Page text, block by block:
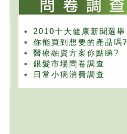
2010十大健康新聞選舉
你能買到想要的產品嗎?
醫療融資方案你點睇?
銀髮市場問卷調查
日常小病消費調查